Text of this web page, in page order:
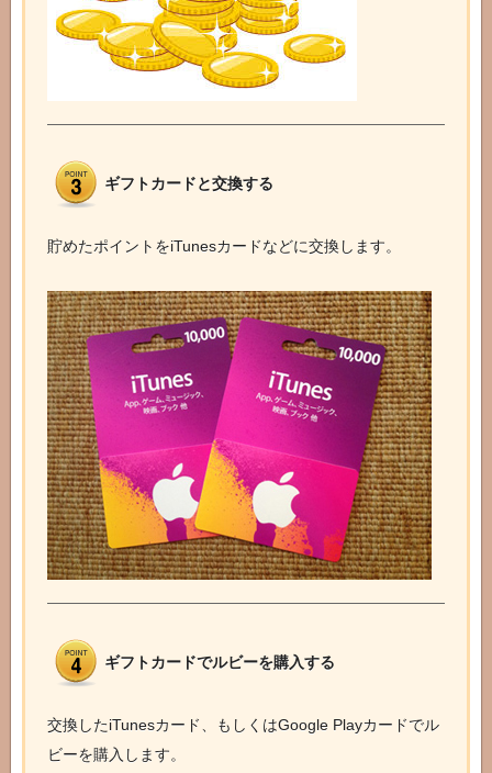
ギフトカードと交換する
貯めたポイントをiTunesカードなどに交換します。
ギフトカードでルビーを購入する
交換したiTunesカード、もしくはGoogle Playカードでル
ビーを購入します。